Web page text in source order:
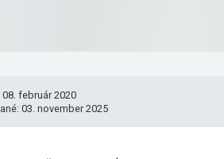
08. február 2020
03. november 2025